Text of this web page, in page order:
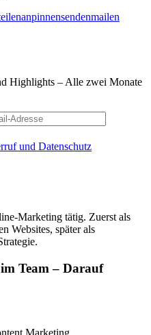
anpinnensendenmailen
Highlights – Alle zwei Monate
und Datenschutz
Marketing tätig. Zuerst als
Websites, später als
Team – Darauf